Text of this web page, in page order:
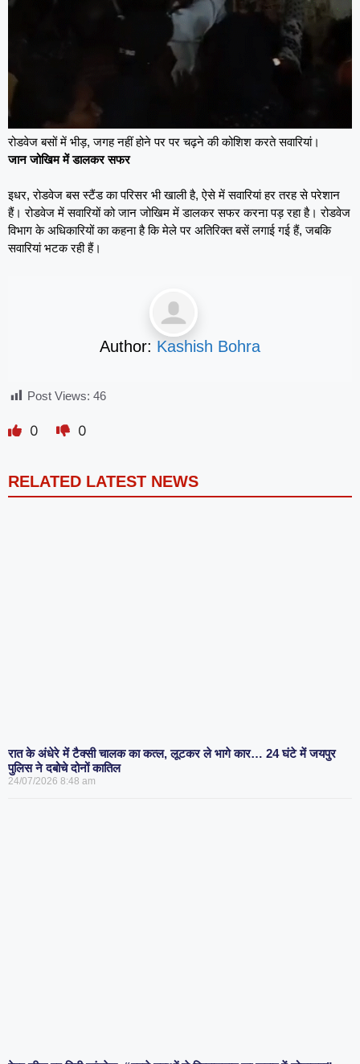
रोडवेज बसों में भीड़, जगह नहीं होने पर पर चढ़ने की कोशिश करते सवारियां।
जान जोखिम में डालकर सफर
इधर, रोडवेज बस स्टैंड का परिसर भी खाली है, ऐसे में सवारियां हर तरह से परेशान
हैं। रोडवेज में सवारियों को जान जोखिम में डालकर सफर करना पड़ रहा है। रोडवेज
विभाग के अधिकारियों का कहना है कि मेले पर अतिरिक्त बसें लगाई गई हैं, जबकि
सवारियां भटक रही हैं।
Author: Kashish Bohra
Post Views: 46
0 0
RELATED LATEST NEWS
रात के अंधेरे में टैक्सी चालक का कत्ल, लूटकर ले भागे कार… 24 घंटे में जयपुर
पुलिस ने दबोचे दोनों कातिल
24/07/2026 8:48 am